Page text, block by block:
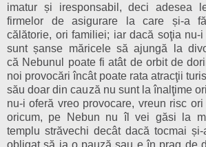
imatur și iresponsabil, deci adesea
firmelor de asigurare la care și-a
călătorie, ori familiei; iar dacă soţia nu-
sunt șanse măricele să ajungă la
că Nebunul poate fi atât de orbit de
noi provocări încât poate rata atracţii
său doar din cauză nu sunt la înalţime
nu-i oferă vreo provocare, vreun risc
oricum, pe Nebun nu îl vei găsi la
templu străvechi decât dacă tocmai
obligat să ia o pauză sau e în prag de